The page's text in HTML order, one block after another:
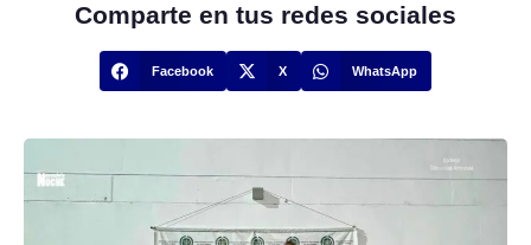
Comparte en tus redes sociales
Facebook X WhatsApp